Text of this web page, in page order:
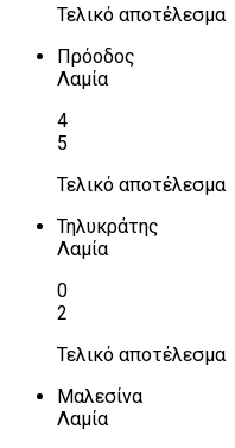
Τελικό αποτέλεσμα
Πρόοδος
Λαμία
4
5
Τελικό αποτέλεσμα
Τηλυκράτης
Λαμία
0
2
Τελικό αποτέλεσμα
Μαλεσίνα
Λαμία